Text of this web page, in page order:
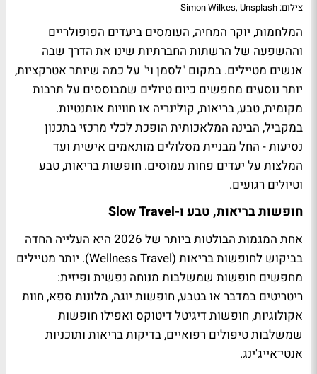
צילום: Simon Wilkes, Unsplash
המלחמות, יוקר המחיה, העומסים ביעדים הפופולריים
וההשפעה של הרשתות החברתיות שינו את הדרך שבה
אנשים מטיילים. במקום "לסמן וי" על כמה שיותר אטרקציות,
יותר נוסעים מחפשים כיום טיולים שמבוססים על תרבות
מקומית, טבע, בריאות, קולינריה או חוויות אותנטיות.
במקביל, הבינה המלאכותית הופכת לכלי מרכזי בתכנון
נסיעות - החל מבניית מסלולים מותאמים אישית ועד
המלצות על יעדים פחות עמוסים. חופשות בריאות, טבע
וטיולים רגועים.
חופשות בריאות, טבע ו-Slow Travel
אחת המגמות הבולטות ביותר של 2026 היא העלייה החדה
בביקוש לחופשות בריאות (Wellness Travel). יותר מטיילים
מחפשים חופשות שמשלבות מנוחה נפשית ופיזית:
ריטריטים במדבר או בטבע, חופשות יוגה, מלונות ספא, חוות
אקולוגיות, חופשות דיגיטל דיטוקס ואפילו חופשות
שמשלבות טיפולים רפואיים, בדיקות בריאות ותוכניות
אנטי־אייג'ינג.